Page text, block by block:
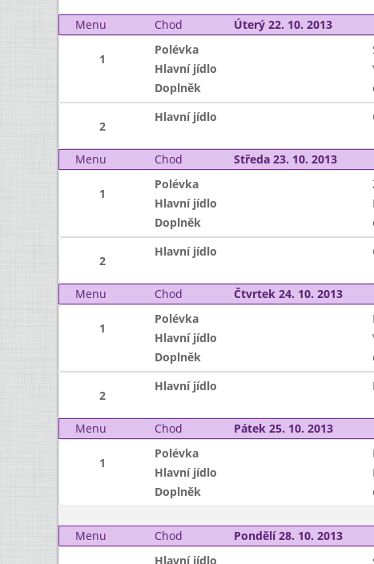
Menu Chod Úterý 22. 10. 2013
1
Polévka
Hlavní jídlo
Doplněk
2
Hlavní jídlo
Menu Chod Středa 23. 10. 2013
1
Polévka
Hlavní jídlo
Doplněk
2
Hlavní jídlo
Menu Chod Čtvrtek 24. 10. 2013
1
Polévka
Hlavní jídlo
Doplněk
2
Hlavní jídlo
Menu Chod Pátek 25. 10. 2013
1
Polévka
Hlavní jídlo
Doplněk
Menu
Chod Pondělí 28. 10. 2013
Hlavní jídlo